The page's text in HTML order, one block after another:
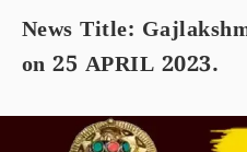
News Title:
on 25 APRIL 2023.